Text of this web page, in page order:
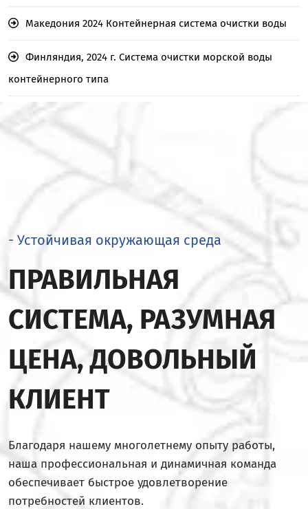
Македония 2024 Контейнерная система очистки воды
Финляндия, 2024 г. Система очистки морской воды
контейнерного типа
- Устойчивая окружающая среда
ПРАВИЛЬНАЯ
СИСТЕМА, РАЗУМНАЯ
ЦЕНА, ДОВОЛЬНЫЙ
КЛИЕНТ
Благодаря нашему многолетнему опыту работы,
наша профессиональная и динамичная команда
обеспечивает быстрое удовлетворение
потребностей клиентов.